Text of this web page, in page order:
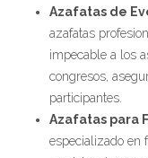
Azafatas de
azafatas
impecable a los
congresos,
participantes.
Azafatas para
especializado en